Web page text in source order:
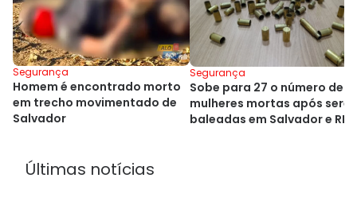
Segurança
Homem é encontrado morto
em trecho movimentado de
Salvador
Segurança
Sobe para 27 o número de
mulheres mortas após
baleadas em Salvador e
Últimas notícias